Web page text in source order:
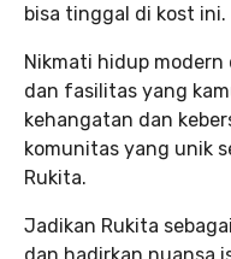
bisa tinggal di kost ini.
Nikmati hidup modern
dan fasilitas yang
kehangatan dan
komunitas yang unik
Rukita.
Jadikan Rukita